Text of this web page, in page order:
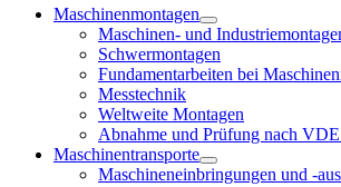
Maschinenmontagen
Maschinen- und
Schwermontagen
Fundamentarbeiten bei
Messtechnik
Weltweite Montagen
Abnahme und Prüfung nach
Maschinentransporte
Maschineneinbringungen und -